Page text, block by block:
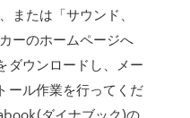
または「サウンド、
ーのホームページへ
ダウンロードし、メー
ール作業を行ってくだ
ダイナブック)の